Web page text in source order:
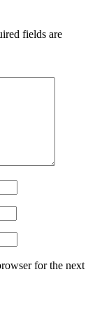
fields are
for the next